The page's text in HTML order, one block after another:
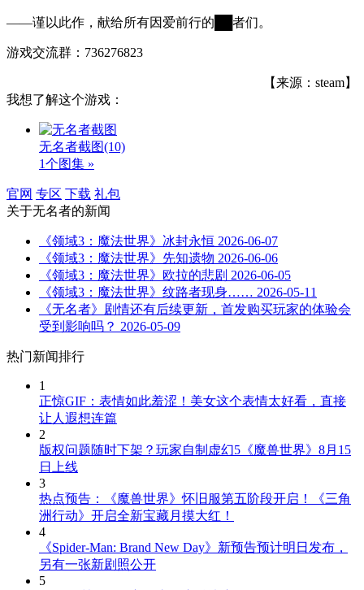
——谨以此作，献给所有因爱前行的██者们。
游戏交流群：736276823
【来源：steam】
我想了解这个游戏：
无名者截图(10)
1个图集 »
官网 专区 下载 礼包
关于无名者的新闻
《领域3：魔法世界》冰封永恒 2026-06-07
《领域3：魔法世界》先知遗物 2026-06-06
《领域3：魔法世界》欧拉的悲剧 2026-06-05
《领域3：魔法世界》纹路者现身…… 2026-05-11
《无名者》剧情还有后续更新，首发购买玩家的体验会
受到影响吗？ 2026-05-09
热门新闻排行
1
正惊GIF：表情如此羞涩！美女这个表情太好看，直接
让人遐想连篇
2
版权问题随时下架？玩家自制虚幻5《魔兽世界》8月15
日上线
3
热点预告：《魔兽世界》怀旧服第五阶段开启！《三角
洲行动》开启全新宝藏月摸大红！
4
《Spider-Man: Brand New Day》新预告预计明日发布，
另有一张新剧照公开
5